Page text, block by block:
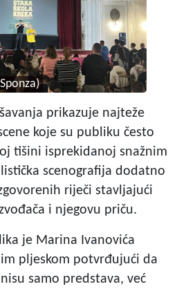
prikazuje najteže
koje su publiku često
tišini isprekidanoj snažnim
scenografija dodatno
riječi stavljajući
i njegovu priču.
je Marina Ivanovića
pljeskom potvrđujući da
samo predstava, već